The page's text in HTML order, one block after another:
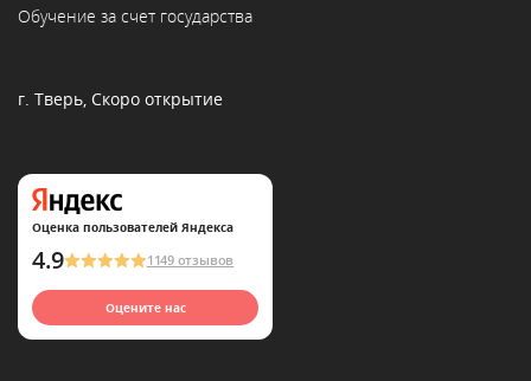
Обучение за счет государства
г. Тверь, Скоро открытие
Оценка пользователей Яндекса
4.9 1149 отзывов
Оцените нас